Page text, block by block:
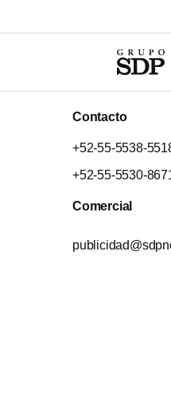
Contacto
+52-55-5538-
+52-55-5530-
Comercial